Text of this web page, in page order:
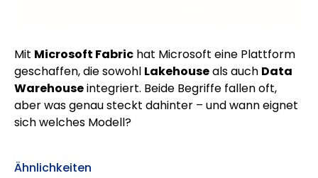
Mit Microsoft Fabric hat Microsoft eine Plattform
geschaffen, die sowohl Lakehouseals auch Data
Warehouseintegriert. Beide Begriffe fallen oft,
aber was genau steckt dahinter – und wann eignet
sich welches Modell?
Ähnlichkeiten